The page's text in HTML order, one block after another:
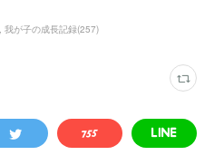
我が子の成長記録(257)